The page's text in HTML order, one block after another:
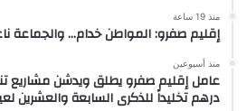
منذ 19 ساعة
إقليم صفرو: المواطن خدام… والجماعة
منذ أسبوعين
درهم تخليداً للذكرى السابعة والعشرين